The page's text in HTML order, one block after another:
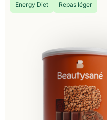
Energy Diet Repas léger